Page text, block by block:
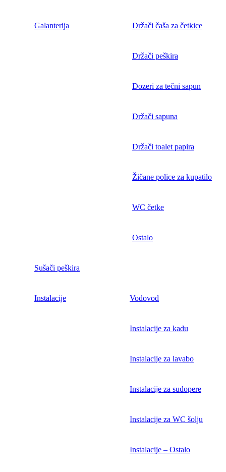
Galanterija Držači čaša za četkice
Držači peškira
Dozeri za tečni sapun
Držači sapuna
Držači toalet papira
Žičane police za kupatilo
WC četke
Ostalo
Sušači peškira
Instalacije Vodovod
Instalacije za kadu
Instalacije za lavabo
Instalacije za sudopere
Instalacije za WC šolju
Instalacije – Ostalo